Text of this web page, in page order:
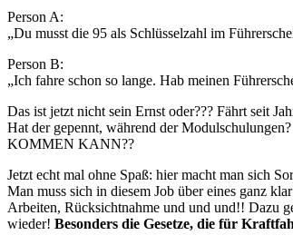
Person A:
„Du musst die 95 als Schlüsselzahl im
Person B:
„Ich fahre schon so lange. Hab meinen
Das ist jetzt nicht sein Ernst oder??? Fährt seit
Hat der gepennt, während der
KOMMEN KANN??
Jetzt echt mal ohne Spaß: hier macht man sich
Man muss sich in diesem Job über eines ganz
Arbeiten, Rücksichtnahme und und und!! Dazu
wieder! Besonders die Gesetze, die für